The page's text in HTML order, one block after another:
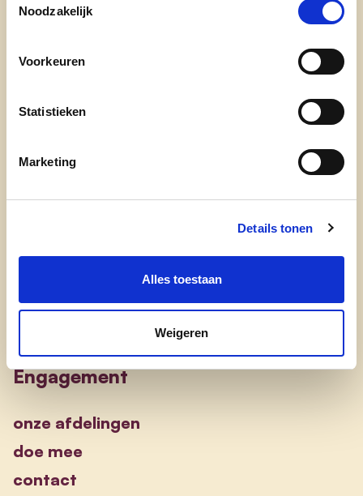
Noodzakelijk
Voorkeuren
Statistieken
Marketing
Details tonen
Alles toestaan
Weigeren
onze partij
nieuws
Engagement
onze afdelingen
doe mee
contact